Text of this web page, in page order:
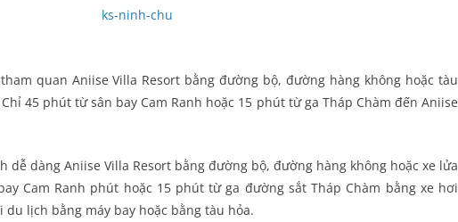
quan Aniise Villa Resort bằng đường bộ, đường hàng không hoặc tàu
45 phút từ sân bay Cam Ranh hoặc 15 phút từ ga Tháp Chàm đến Aniise
dễ dàng Aniise Villa Resort bằng đường bộ, đường hàng không hoặc xe lửa
Cam Ranh phút hoặc 15 phút từ ga đường sắt Tháp Chàm bằng xe hơi
lịch bằng máy bay hoặc bằng tàu hỏa.